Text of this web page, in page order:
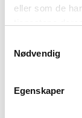
eller som de
Nødvendig
Egenskaper
Kontakta oss
Källebacksvägen 2B, 554